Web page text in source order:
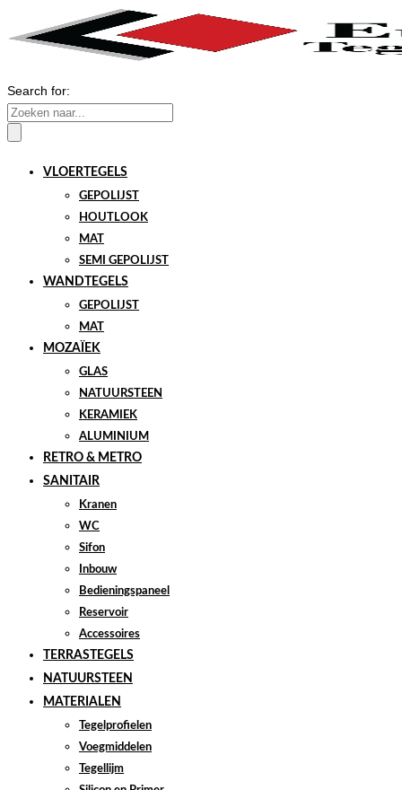
Search for:
VLOERTEGELS
GEPOLIJST
HOUTLOOK
MAT
SEMI GEPOLIJST
WANDTEGELS
GEPOLIJST
MAT
MOZAÏEK
GLAS
NATUURSTEEN
KERAMIEK
ALUMINIUM
RETRO & METRO
SANITAIR
Kranen
WC
Sifon
Inbouw
Bedieningspaneel
Reservoir
Accessoires
TERRASTEGELS
NATUURSTEEN
MATERIALEN
Tegelprofielen
Voegmiddelen
Tegellijm